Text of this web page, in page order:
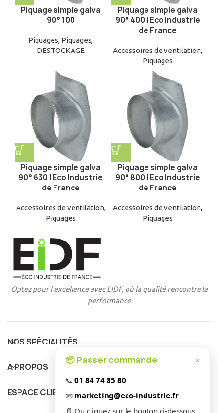
×
📦 Passer commande
📞 01 84 74 85 80
📧 marketing@eco-industrie.fr
📄 Ou cliquez sur le bouton ci-dessous
Piquage simple galva
90° 100
Piquages, Piquages,
DESTOCKAGE
Piquage simple galva
90° 400 | Eco Industrie
de France
Accessoires de ventilation,
Piquages
Piquage simple galva
90° 630 | Eco Industrie
de France
Accessoires de ventilation,
Piquages
Piquage simple galva
90° 800 | Eco Industrie
de France
Accessoires de ventilation,
Piquages
Optez pour l'excellence avec EIDF, où la qualité rencontre la
performance
NOS SPÉCIALITÉS
A PROPOS
ESPACE CLIENT